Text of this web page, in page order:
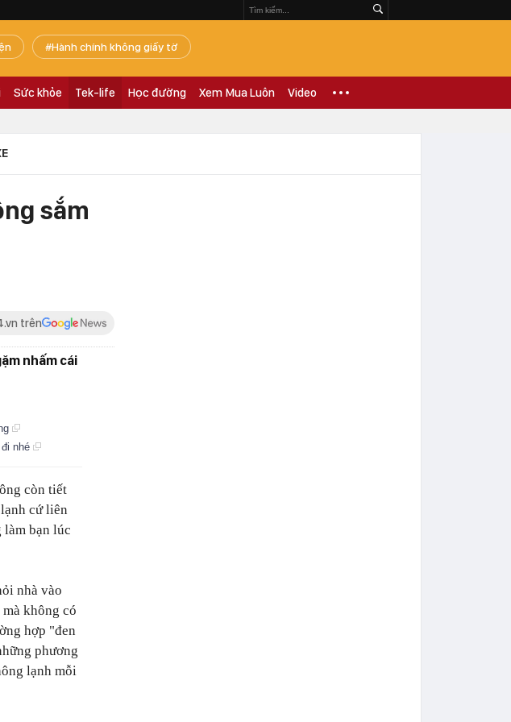
Hành chính không giấy tờ
Sức khỏe Tek-life Học đường Xem Mua Luôn Video
sắm
trên
nhấm cái
nhé
còn tiết
cứ liên
bạn lúc
nhà vào
không có
hợp "đen
phương
lạnh mỗi